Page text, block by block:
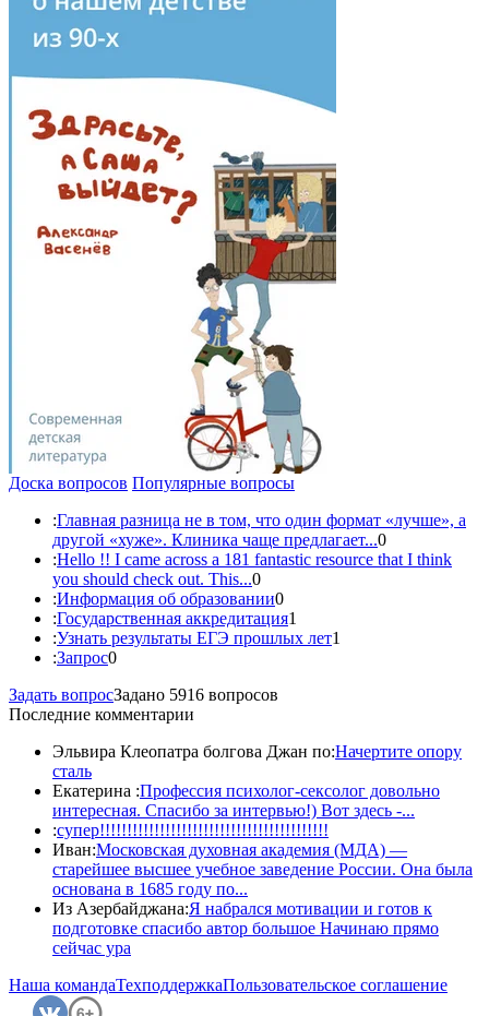
Доска вопросов Популярные вопросы
:Главная разница не в том, что один формат «лучше», а
другой «хуже». Клиника чаще предлагает...0
:Hello !! I came across a 181 fantastic resource that I think
you should check out. This...0
:Информация об образовании0
:Государственная аккредитация1
:Узнать результаты ЕГЭ прошлых лет1
:Запрос0
Задать вопросЗадано 5916 вопросов
Последние комментарии
Эльвира Клеопатра болгова Джан по:Начертите опору
сталь
Екатерина :Профессия психолог-сексолог довольно
интересная. Спасибо за интервью!) Вот здесь -...
:супер!!!!!!!!!!!!!!!!!!!!!!!!!!!!!!!!!!!!!!!!!!
Иван:Московская духовная академия (МДА) —
старейшее высшее учебное заведение России. Она была
основана в 1685 году по...
Из Азербайджана:Я набрался мотивации и готов к
подготовке спасибо автор большое Начинаю прямо
сейчас ура
Наша командаТехподдержкаПользовательское соглашение